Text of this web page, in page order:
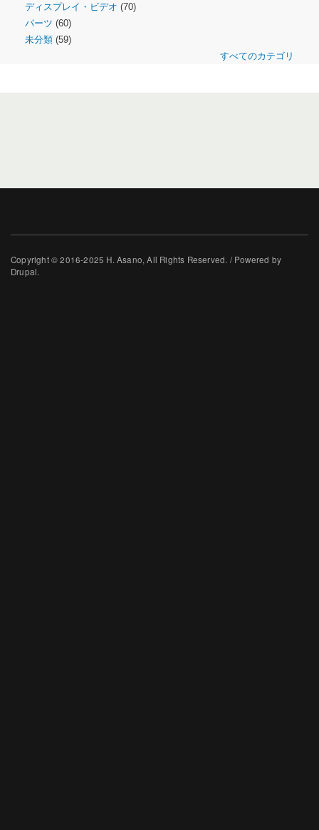
ディスプレイ・ビデオ (70)
パーツ (60)
未分類 (59)
すべてのカテゴリ
Copyright © 2016-2025 H. Asano, All Rights Reserved. / Powered by
Drupal.